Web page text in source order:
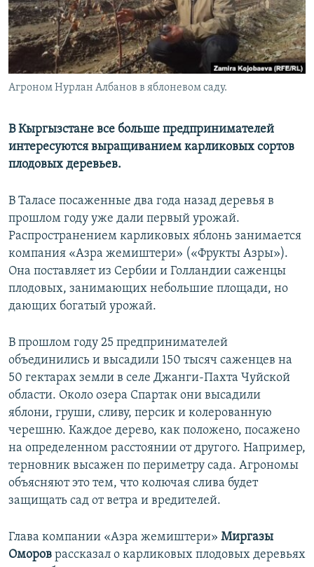
Агроном Нурлан Албанов в яблоневом саду.
В Кыргызстане все больше предпринимателей
интересуются выращиванием карликовых сортов
плодовых деревьев.
В Таласе посаженные два года назад деревья в
прошлом году уже дали первый урожай.
Распространением карликовых яблонь занимается
компания «Азра жемиштери» («Фрукты Азры»).
Она поставляет из Сербии и Голландии саженцы
плодовых, занимающих небольшие площади, но
дающих богатый урожай.
В прошлом году 25 предпринимателей
объединились и высадили 150 тысяч саженцев на
50 гектарах земли в селе Джанги-Пахта Чуйской
области. Около озера Спартак они высадили
яблони, груши, сливу, персик и колерованную
черешню. Каждое дерево, как положено, посажено
на определенном расстоянии от другого. Например,
терновник высажен по периметру сада. Агрономы
объясняют это тем, что колючая слива будет
защищать сад от ветра и вредителей.
Глава компании «Азра жемиштери» Миргазы
Оморов рассказал о карликовых плодовых деревьях